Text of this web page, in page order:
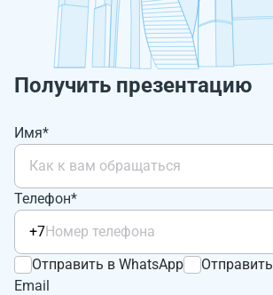
Получить презентацию
Имя*
Телефон*
+7
Отправить в WhatsApp
Email